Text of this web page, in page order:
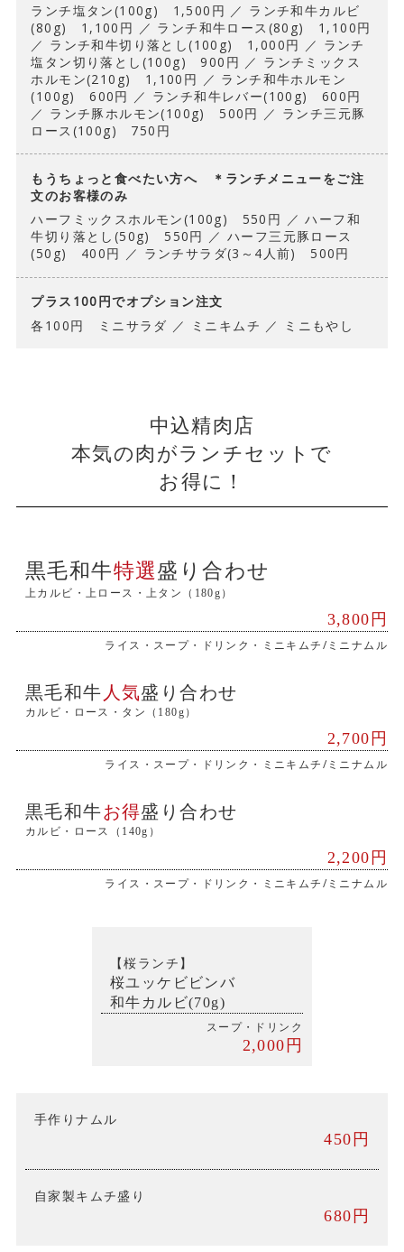
ランチ塩タン(100g) 1,500円 ／ ランチ和牛カルビ
(80g) 1,100円 ／ ランチ和牛ロース(80g) 1,100円
／ ランチ和牛切り落とし(100g) 1,000円 ／ ランチ
塩タン切り落とし(100g) 900円 ／ ランチミックス
ホルモン(210g) 1,100円 ／ ランチ和牛ホルモン
(100g) 600円 ／ ランチ和牛レバー(100g) 600円
／ ランチ豚ホルモン(100g) 500円 ／ ランチ三元豚
ロース(100g) 750円
もうちょっと食べたい方へ ＊ランチメニューをご注
文のお客様のみ
ハーフミックスホルモン(100g) 550円 ／ ハーフ和
牛切り落とし(50g) 550円 ／ ハーフ三元豚ロース
(50g) 400円 ／ ランチサラダ(3～4人前) 500円
プラス100円でオプション注文
各100円 ミニサラダ ／ ミニキムチ ／ ミニもやし
中込精肉店
本気の肉がランチセットで
お得に！
黒毛和牛特選盛り合わせ
上カルビ・上ロース・上タン（180g）
3,800円
ライス・スープ・ドリンク・ミニキムチ/ミニナムル
黒毛和牛 人気盛り合わせ
カルビ・ロース・タン（180g）
2,700円
ライス・スープ・ドリンク・ミニキムチ/ミニナムル
黒毛和牛お得盛り合わせ
カルビ・ロース（140g）
2,200円
ライス・スープ・ドリンク・ミニキムチ/ミニナムル
【桜ランチ】
桜ユッケビビンバ
和牛カルビ(70g)
スープ・ドリンク
2,000円
手作りナムル
450円
自家製キムチ盛り
680円